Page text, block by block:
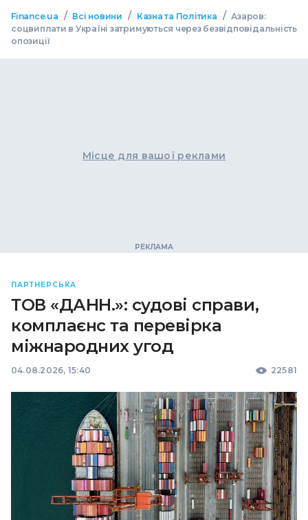
Finance.ua / Всі новини / Казна та Політика / Азаров:
соцвиплати в Україні затримуються через безвідповідальність
опозиції
Місце для вашої реклами
ПАРТНЕРСЬКА
ТОВ «ДАНН.»: судові справи,
комплаєнс та перевірка
міжнародних угод
04.08.2026, 15:40 22581